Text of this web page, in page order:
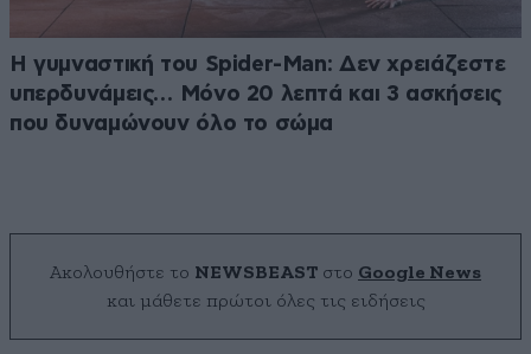
Η γυμναστική του Spider-Man: Δεν χρειάζεστε
υπερδυνάμεις… Μόνο 20 λεπτά και 3 ασκήσεις
που δυναμώνουν όλο το σώμα
Ακολουθήστε το NEWSBEAST στο Google News
και μάθετε πρώτοι όλες τις ειδήσεις